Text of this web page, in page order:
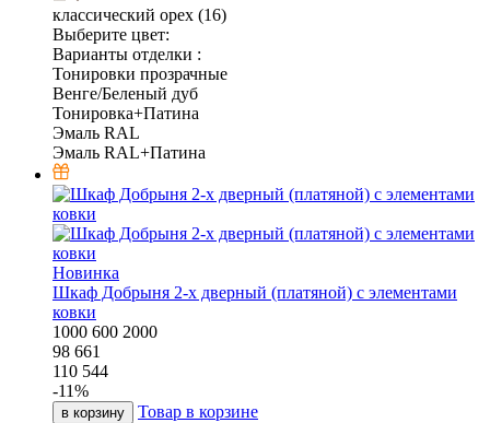
классический орех (16)
Выберите цвет:
Варианты отделки :
Тонировки прозрачные
Венге/Беленый дуб
Тонировка+Патина
Эмаль RAL
Эмаль RAL+Патина
Новинка
Шкаф Добрыня 2-х дверный (платяной) с элементами
ковки
1000 600 2000
98 661
110 544
-11%
в корзину Товар в корзине